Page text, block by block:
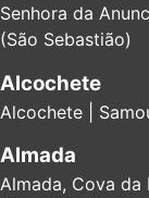
Senhora da
(São Sebastião)
Alcochete
Alcochete |
Almada
Almada, Cova da